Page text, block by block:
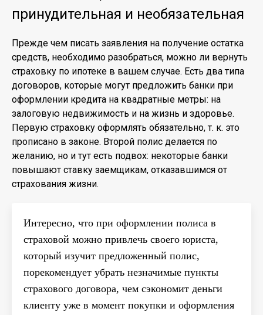
принудительная и необязательная
Прежде чем писать заявления на получение остатка
средств, необходимо разобраться, можно ли вернуть
страховку по ипотеке в вашем случае. Есть два типа
договоров, которые могут предложить банки при
оформлении кредита на квадратные метры: на
залоговую недвижимость и на жизнь и здоровье.
Первую страховку оформлять обязательно, т. к. это
прописано в законе. Второй полис делается по
желанию, но и тут есть подвох: некоторые банки
повышают ставку заемщикам, отказавшимся от
страхования жизни.
Интересно, что при оформлении полиса в
страховой можно привлечь своего юриста,
который изучит предложенный полис,
порекомендует убрать незначимые пункты
страхового договора, чем сэкономит деньги
клиенту уже в момент покупки и оформления